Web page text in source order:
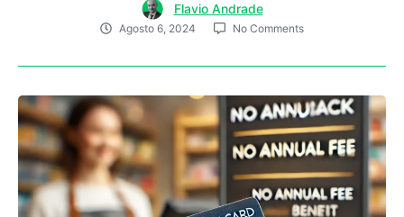
Flavio Andrade
Agosto 6, 2024 No Comments